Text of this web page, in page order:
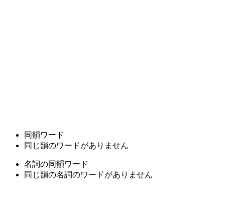
同韻ワード
同じ韻のワードがありません
名詞の同韻ワード
同じ韻の名詞のワードがありません